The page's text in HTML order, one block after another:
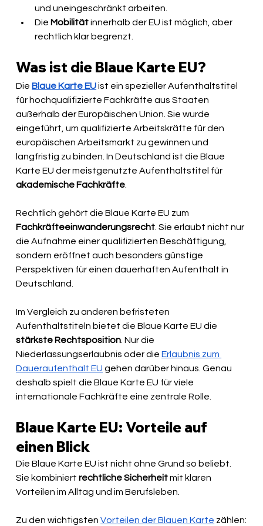
und uneingeschränkt arbeiten.
Die Mobilität innerhalb der EU ist möglich, aber
rechtlich klar begrenzt.
Was ist die Blaue Karte EU?
Die Blaue Karte EU ist ein spezieller Aufenthaltstitel
für hochqualifizierte Fachkräfte aus Staaten
außerhalb der Europäischen Union. Sie wurde
eingeführt, um qualifizierte Arbeitskräfte für den
europäischen Arbeitsmarkt zu gewinnen und
langfristig zu binden. In Deutschland ist die Blaue
Karte EU der meistgenutzte Aufenthaltstitel für
akademische Fachkräfte
Rechtlich gehört die Blaue Karte EU zum
Fachkräfteeinwanderungsrecht . Sie erlaubt nicht nur
die Aufnahme einer qualifizierten Beschäftigung,
sondern eröffnet auch besonders günstige
Perspektiven für einen dauerhaften Aufenthalt in
Deutschland.
Im Vergleich zu anderen befristeten
Aufenthaltstiteln bietet die Blaue Karte EU die
stärkste Rechtsposition . Nur die
Niederlassungserlaubnis oder die Erlaubnis zum
Daueraufenthalt EU gehen darüber hinaus. Genau
deshalb spielt die Blaue Karte EU für viele
internationale Fachkräfte eine zentrale Rolle.
Blaue Karte EU: Vorteile auf
einen Blick
Die Blaue Karte EU ist nicht ohne Grund so beliebt.
Sie kombiniert rechtliche Sicherheit mit klaren
Vorteilen im Alltag und im Berufsleben.
Zu den wichtigsten Vorteilen der Blauen Karte zählen: